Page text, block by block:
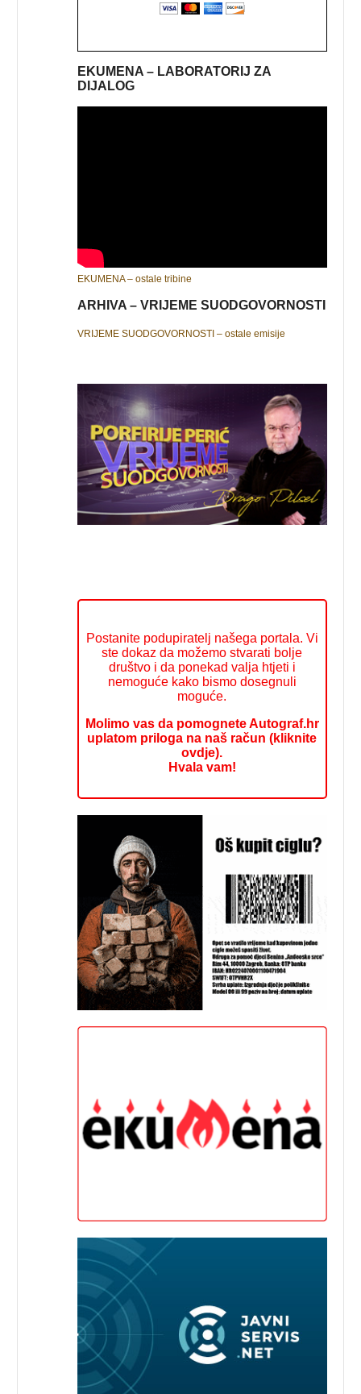
EKUMENA – LABORATORIJ ZA
DIJALOG
EKUMENA – ostale tribine
ARHIVA – VRIJEME SUODGOVORNOSTI
VRIJEME SUODGOVORNOSTI – ostale emisije
Postanite podupiratelj našega portala. Vi
ste dokaz da možemo stvarati bolje
društvo i da ponekad valja htjeti i
nemoguće kako bismo dosegnuli
moguće.
Molimo vas da pomognete Autograf.hr
uplatom priloga na naš račun (kliknite
ovdje).
Hvala vam!